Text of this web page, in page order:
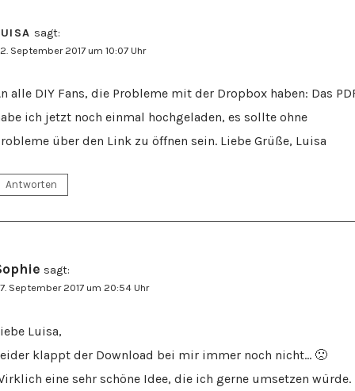
sagt:
September 2017 um 10:07 Uhr
alle DIY Fans, die Probleme mit der Dropbox haben: Das
ich jetzt noch einmal hochgeladen, es sollte ohne
über den Link zu öffnen sein. Liebe Grüße, Luisa
Antworten
sagt:
September 2017 um 20:54 Uhr
Luisa,
klappt der Download bei mir immer noch nicht… 🙁
eine sehr schöne Idee, die ich gerne umsetzen würde.